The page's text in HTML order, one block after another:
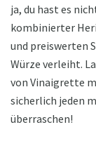
ja, du hast es
kombinierter
und preiswerten
Würze verleiht.
von Vinaigrette
sicherlich jeden
überraschen!